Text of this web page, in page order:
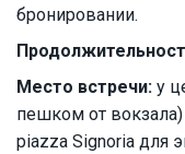
бронировании.
Место встречи: у
пешком от
piazza Signoria для